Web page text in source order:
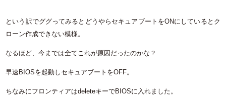
という訳でググってみるとどうやらセキュアブートをONにしているとク
ローン作成できない模様。
なるほど、今までは全てこれが原因だったのかな？
早速BIOSを起動しセキュアブートをOFF。
ちなみにフロンティアはdeleteキーでBIOSに入れました。